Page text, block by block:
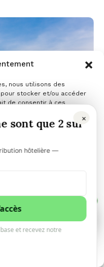
nous utilisons des
stocker et/ou accéder
de consentir à ces
des données telles que le
uniques sur ce site. Le fait
consentement peut avoir un
et fonctions.
dollars
×
sont que 2 sur
hôtelière —
et recevez notre